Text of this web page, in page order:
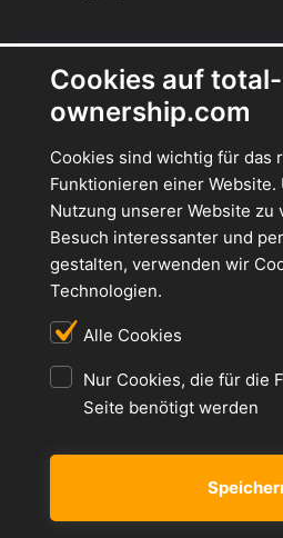
Cookies auf total-
ownership.com
Cookies sind wichtig für das
Funktionieren einer Website.
Nutzung unserer Website zu
Besuch interessanter und
gestalten, verwenden wir
Technologien.
Alle Cookies
Nur Cookies, die für die
Seite benötigt werden